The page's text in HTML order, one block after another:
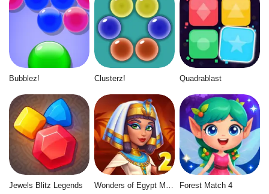
Bubblez! Clusterz! Quadrablast
Jewels Blitz Legends Wonders of Egypt Match 2 Forest Match 4